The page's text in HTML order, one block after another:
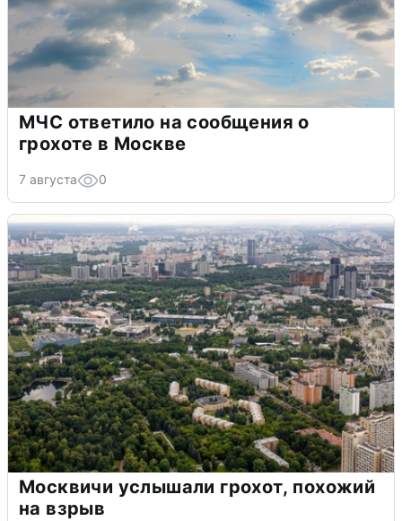
МЧС ответило на сообщения о
грохоте в Москве
7 августа 0
Москвичи услышали грохот, похожий
на взрыв